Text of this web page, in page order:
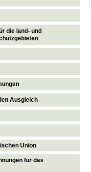
die land- und
Ausgleich
Union
für das